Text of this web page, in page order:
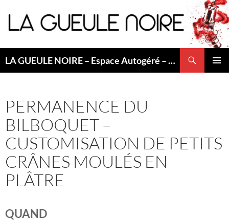
au
contenu
LA GUEULE NOIRE – Espace Autogéré – Saint Etienne
PERMANENCE DU
BILBOQUET –
CUSTOMISATION DE PETITS
CRÂNES MOULÉS EN
PLÂTRE
QUAND